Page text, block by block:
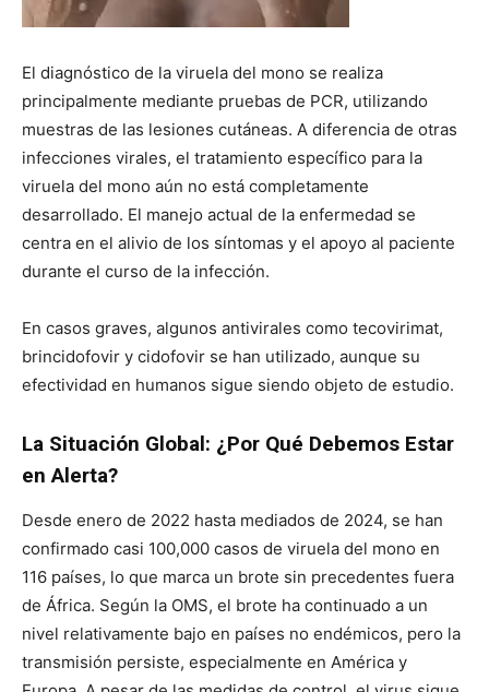
El diagnóstico de la viruela del mono se realiza
principalmente mediante pruebas de PCR, utilizando
muestras de las lesiones cutáneas. A diferencia de otras
infecciones virales, el tratamiento específico para la
viruela del mono aún no está completamente
desarrollado. El manejo actual de la enfermedad se
centra en el alivio de los síntomas y el apoyo al paciente
durante el curso de la infección.
En casos graves, algunos antivirales como tecovirimat,
brincidofovir y cidofovir se han utilizado, aunque su
efectividad en humanos sigue siendo objeto de estudio.
La Situación Global: ¿Por Qué Debemos Estar
en Alerta?
Desde enero de 2022 hasta mediados de 2024, se han
confirmado casi 100,000 casos de viruela del mono en
116 países, lo que marca un brote sin precedentes fuera
de África. Según la OMS, el brote ha continuado a un
nivel relativamente bajo en países no endémicos, pero la
transmisión persiste, especialmente en América y